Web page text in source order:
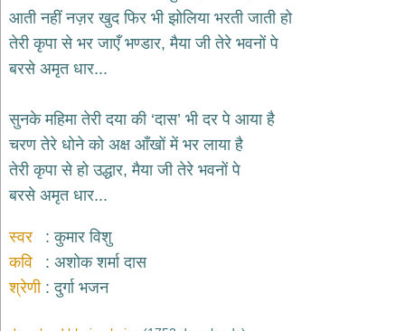
भजन
sai
bhajans
जैन
jain
bhajans
दुर्गा
भजन
durga
bhajans
गणेश
भजन
ganesh
bhajans
आती नहीं नज़र खुद फिर भी झोलिया भरती जाती हो
तेरी कृपा से भर जाएँ भण्डार, मैया जी तेरे भवनों पे
बरसे अमृत धार...
सुनके महिमा तेरी दया की ‘दास’ भी दर पे आया है
चरण तेरे धोने को अक्ष आँखों में भर लाया है
तेरी कृपा से हो उद्धार, मैया जी तेरे भवनों पे
बरसे अमृत धार...
स्वर
कुमार विशु
कवि
अशोक शर्मा दास
श्रेणी
दुर्गा भजन